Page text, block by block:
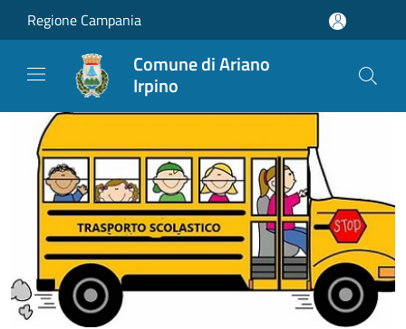
Salta al contenuto principale
Regione Campania
Comune di Ariano
Irpino